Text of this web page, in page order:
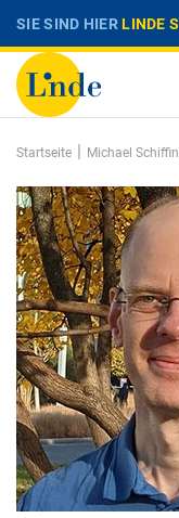
SIE SIND HIERLINDE
Startseite | Michael